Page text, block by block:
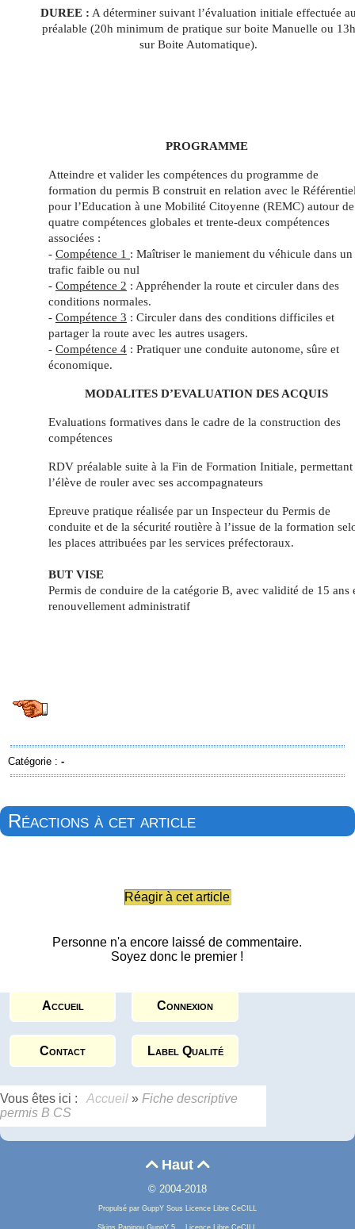
DUREE : A déterminer suivant l’évaluation initiale effectuée
préalable (20h minimum de pratique sur boite Manuelle ou 13h
sur Boite Automatique).
PROGRAMME
Atteindre et valider les compétences du programme de
formation du permis B construit en relation avec le
pour l’Education à une Mobilité Citoyenne (REMC) autour de
quatre compétences globales et trente-deux compétences
associées :
- Compétence 1 : Maîtriser le maniement du véhicule dans un
trafic faible ou nul
- Compétence 2 : Appréhender la route et circuler dans des
conditions normales.
- Compétence 3 : Circuler dans des conditions difficiles et
partager la route avec les autres usagers.
- Compétence 4 : Pratiquer une conduite autonome, sûre et
économique.
MODALITES D’EVALUATION DES ACQUIS
Evaluations formatives dans le cadre de la construction des
compétences
RDV préalable suite à la Fin de Formation Initiale, permettant
l’élève de rouler avec ses accompagnateurs
Epreuve pratique réalisée par un Inspecteur du Permis de
conduite et de la sécurité routière à l’issue de la formation
les places attribuées par les services préfectoraux.
BUT VISE
Permis de conduire de la catégorie B, avec validité de 15 ans
renouvellement administratif
Catégorie : -
Réactions à cet article
Réagir à cet article
Personne n'a encore laissé de commentaire.
Soyez donc le premier !
Accueil Connexion
Contact Label Qualité
Vous êtes ici : Accueil » Fiche descriptive
permis B CS
Haut 
© 2004-2018
Propulsé par GuppYSous Licence Libre CeCILL
Skins Papinou GuppY 5 Licence Libre CeCILL